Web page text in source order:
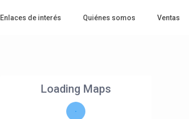
Enlaces de interés Quiénes somos Ventas
Loading Maps